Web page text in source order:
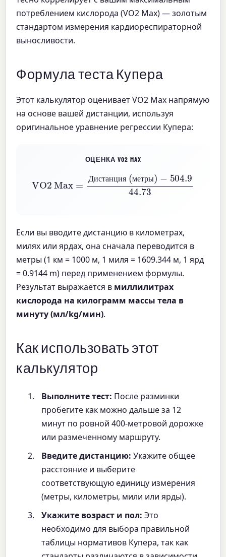
потреблением кислорода (VO2 Max) — золотым
стандартом измерения кардиореспираторной
выносливости.
Формула теста Купера
Этот калькулятор оценивает VO2 Max напрямую
на основе вашей дистанции, используя
оригинальное уравнение регрессии Купера:
ОЦЕНКА VO2 MAX
Ди ст ан ци я м е т ры
=Дистанция (метры)
−504.944.73
Если вы вводите дистанцию в километрах,
милях или ярдах, она сначала переводится в
метры (1 км = 1000 м, 1 миля = 1609.344 м, 1 ярд
= 0.9144 m) перед применением формулы.
Результат выражается в миллилитрах
кислорода на килограмм массы тела в
минуту (мл/kg/мин).
Как использовать этот
калькулятор
Выполните тест: После разминки
пробегите как можно дальше за 12
минут по ровной 400-метровой дорожке
или размеченному маршруту.
Введите дистанцию: Укажите общее
расстояние и выберите
соответствующую единицу измерения
(метры, километры, мили или ярды).
Укажите возраст и пол: Это
необходимо для выбора правильной
таблицы нормативов Купера, так как